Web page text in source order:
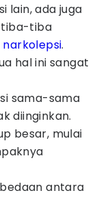
lain, ada juga
tiba-tiba
narkolepsi.
hal ini sangat
sama-sama
diinginkan.
besar, mulai
antara